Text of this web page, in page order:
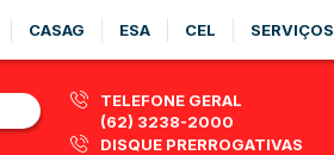
CASAG ESA CEL SERVIÇOS
TELEFONE GERAL
(62) 3238-2000
DISQUE PRERROGATIVAS